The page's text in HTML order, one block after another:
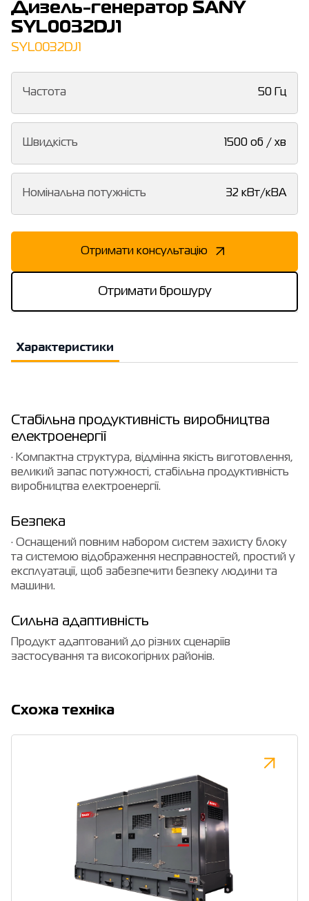
Дизель-генератор SANY
SYL0032DJ1
SYL0032DJ1
Частота 50 Гц
Швидкість 1500 об / хв
Номінальна потужність 32 кВт/кВА
Отримати консультацію
Отримати брошуру
Характеристики
Стабільна продуктивність виробництва
електроенергії
· Компактна структура, відмінна якість виготовлення,
великий запас потужності, стабільна продуктивність
виробництва електроенергії.
Безпека
· Оснащений повним набором систем захисту блоку
та системою відображення несправностей, простий у
експлуатації, щоб забезпечити безпеку людини та
машини.
Сильна адаптивність
Продукт адаптований до різних сценаріїв
застосування та високогірних районів.
Cхожа техніка